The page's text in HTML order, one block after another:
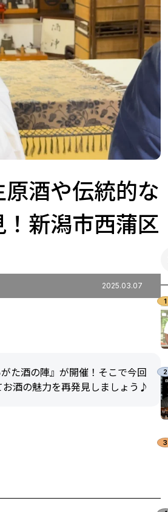
原酒や伝統的な
新潟市西蒲区
2025.03.07
た酒の陣』が開催！そこで今回
酒の魅力を再発見しましょう♪